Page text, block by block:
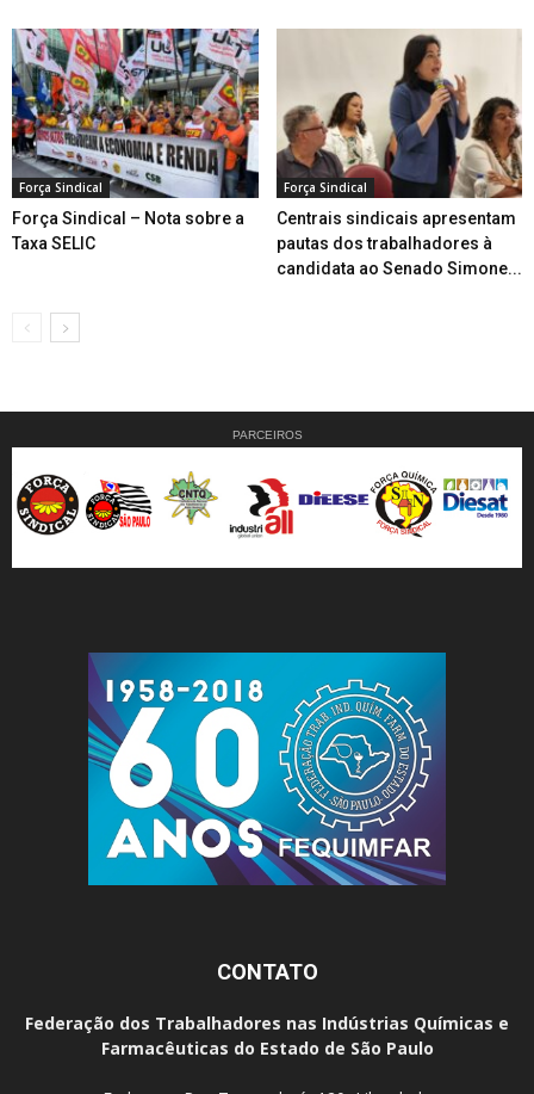
Força Sindical
Força Sindical – Nota sobre a
Taxa SELIC
Força Sindical
Centrais sindicais apresentam
pautas dos trabalhadores à
candidata ao Senado Simone...
PARCEIROS
CONTATO
Federação dos Trabalhadores nas Indústrias Químicas e
Farmacêuticas do Estado de São Paulo